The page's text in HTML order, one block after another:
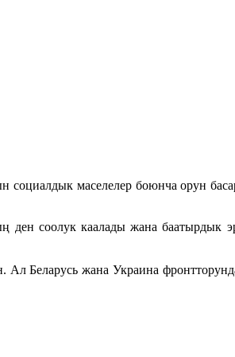
маселелер боюнча орун
соолук каалады жана баатырдык
Беларусь жана Украина